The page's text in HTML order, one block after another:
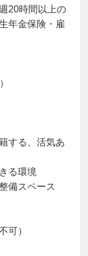
20時間以上の
年金保険・雇
する、活気あ
る環境
備スペース
可）